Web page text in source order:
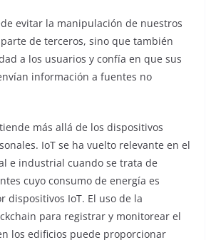
evitar la manipulación de nuestros
de terceros, sino que también
a los usuarios y confía en que sus
información a fuentes no
más allá de los dispositivos
IoT se ha vuelto relevante en el
e industrial cuando se trata de
cuyo consumo de energía es
dispositivos IoT. El uso de la
para registrar y monitorear el
los edificios puede proporcionar